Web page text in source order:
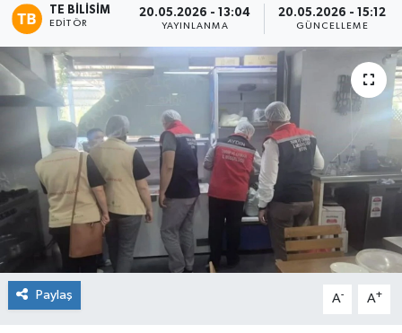
TE BILISIM
EDITÖR
20.05.2026 - 13:04
YAYINLANMA
20.05.2026 - 15:12
GÜNCELLEME
Paylaş A- A+